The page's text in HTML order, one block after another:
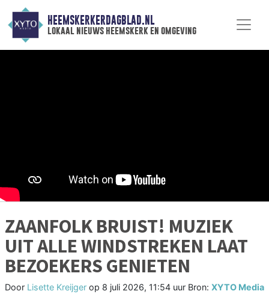
HEEMSKERKERDAGBLAD.NL
lokaal nieuws heemskerk en omgeving
ZAANFOLK BRUIST! MUZIEK
UIT ALLE WINDSTREKEN LAAT
BEZOEKERS GENIETEN
Door Lisette Kreijger op 8 juli 2026, 11:54 uur Bron: XYTO Media